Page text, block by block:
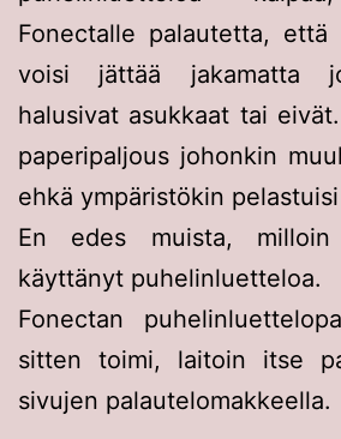
Fonectalle palautetta, että
voisi jättää jakamatta
halusivat asukkaat tai
paperipaljous johonkin
ehkä ympäristökin
En edes muista,
käyttänyt puhelinluetteloa.
Fonectan
sitten toimi, laitoin itse
sivujen palautelomakkeella.